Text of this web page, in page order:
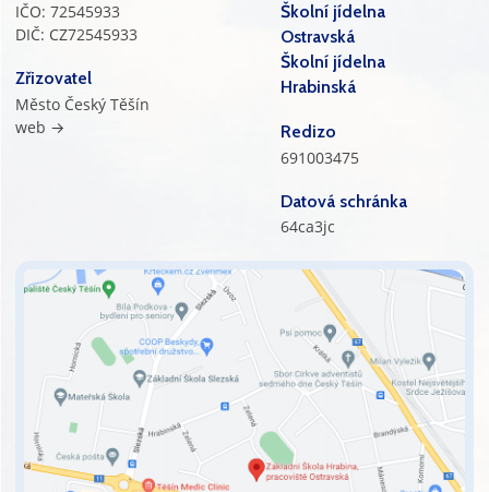
IČO: 72545933
DIČ: CZ72545933
Zřizovatel
Město Český Těšín
web →
Školní jídelna
Ostravská
Školní jídelna
Hrabinská
Redizo
691003475
Datová schránka
64ca3jc